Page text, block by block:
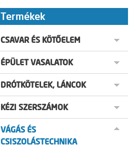
Termékek
CSAVAR ÉS KÖTŐELEM
ÉPÜLET VASALATOK
DRÓTKÖTELEK, LÁNCOK
KÉZI SZERSZÁMOK
VÁGÁS ÉS
CSISZOLÁSTECHNIKA